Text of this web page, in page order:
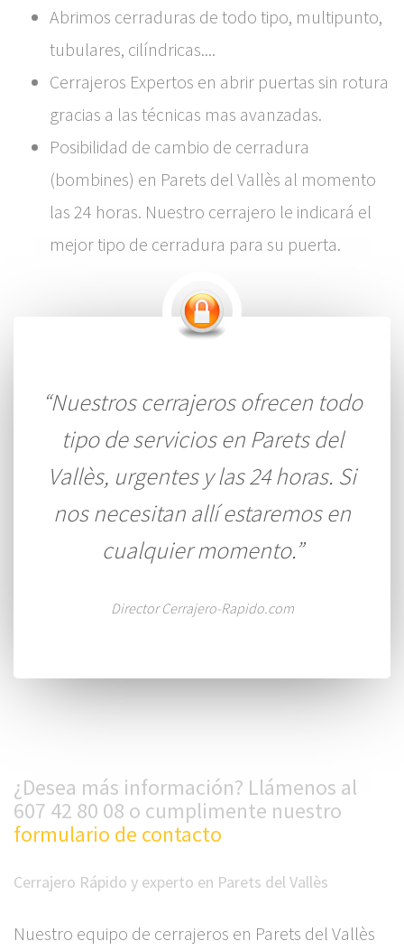
Abrimos cerraduras de todo tipo, multipunto,
tubulares, cilíndricas....
Cerrajeros Expertos en abrir puertas sin rotura
gracias a las técnicas mas avanzadas.
Posibilidad de cambio de cerradura
(bombines) en Parets del Vallès al momento
las 24 horas. Nuestro cerrajero le indicará el
mejor tipo de cerradura para su puerta.
“Nuestros cerrajeros ofrecen todo
tipo de servicios en Parets del
Vallès, urgentes y las 24 horas. Si
nos necesitan allí estaremos en
cualquier momento.”
Director Cerrajero-Rapido.com
¿Desea más información? Llámenos al
607 42 80 08 o cumplimente nuestro
formulario de contacto
Cerrajero Rápido y experto en Parets del Vallès
Nuestro equipo de cerrajeros en Parets del Vallès